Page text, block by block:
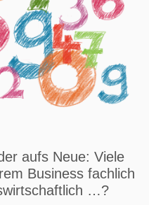
aufs Neue: Viele
Business fachlich
…?